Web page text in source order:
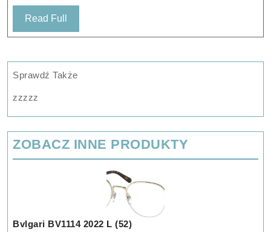
Read Full
Full
Sprawdź Także
zzzzz
ZOBACZ INNE PRODUKTY
Bvlgari BV1114 2022 L (52)